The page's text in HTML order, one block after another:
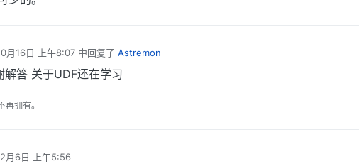
月16日 上午8:07 中回复了 Astremon
解答 关于UDF还在学习
拥有。
月6日 上午5:56